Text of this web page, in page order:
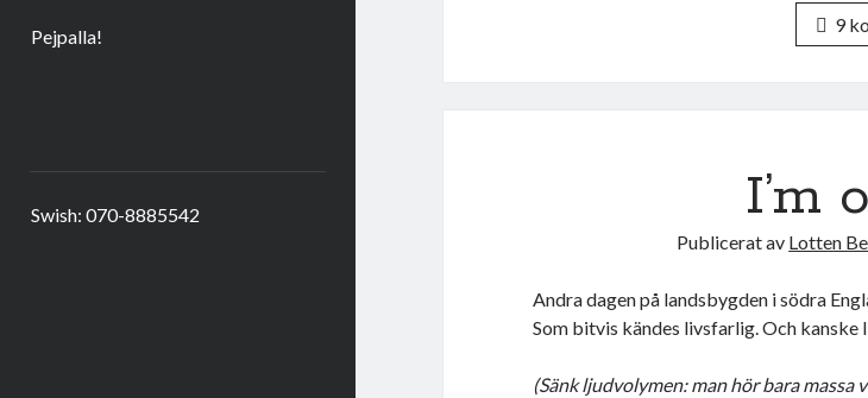
Pejpalla!
Swish: 070-8885542
9
I’m
Publicerat av Lotten
Andra dagen på landsbygden i södra
Som bitvis kändes livsfarlig. Och
(Sänk ljudvolymen: man hör bara